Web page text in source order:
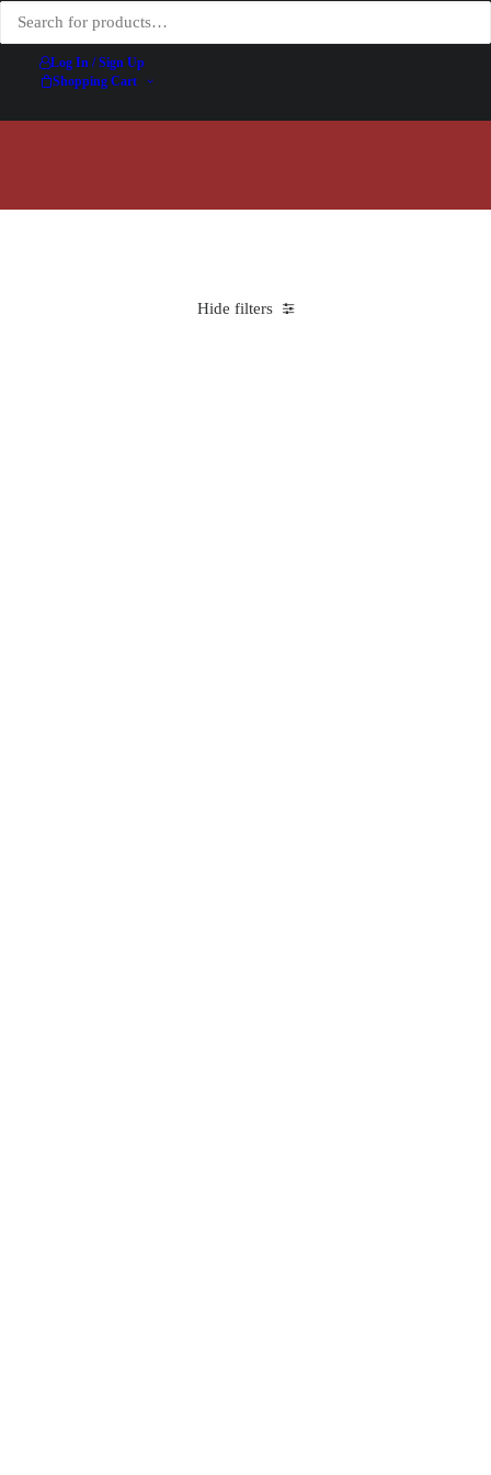
Log In / Sign Up
Shopping Cart
marque également le paysage des grands
évènements automobiles.
Aujourd’hui encore il est considéré comme le plus
grand peintre de la vitesse et illustrateur de
l’automobile, très collectionnées, ces œuvres
parlent à un large public, par ces palettes de
Hide filters